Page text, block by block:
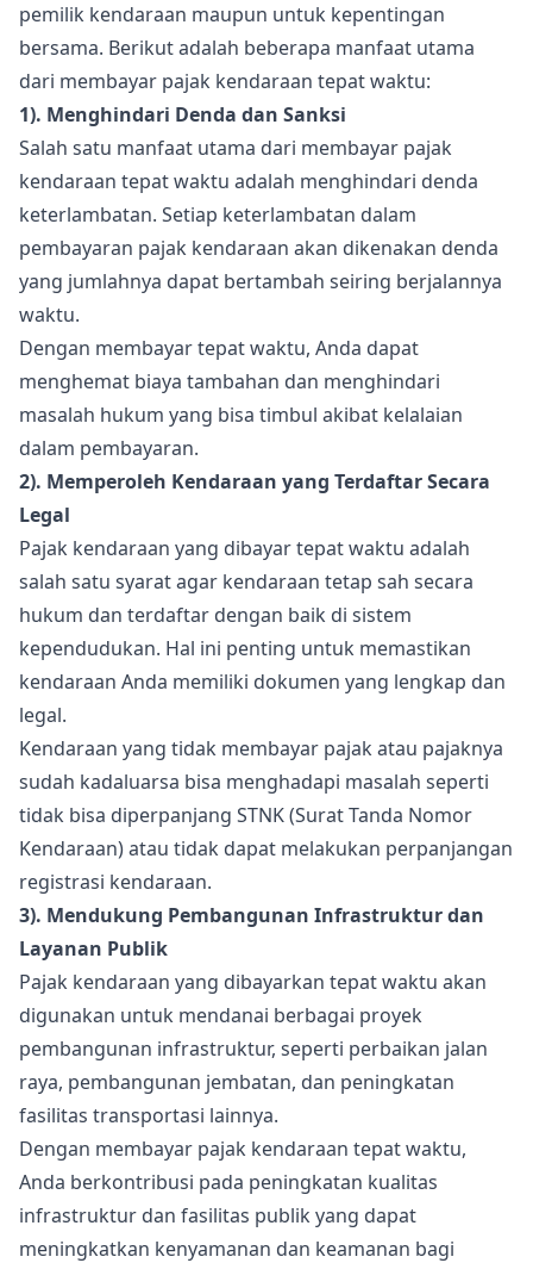
pemilik kendaraan maupun untuk kepentingan
bersama. Berikut adalah beberapa manfaat utama
dari membayar pajak kendaraan tepat waktu:
1). Menghindari Denda dan Sanksi
Salah satu manfaat utama dari membayar pajak
kendaraan tepat waktu adalah menghindari denda
keterlambatan. Setiap keterlambatan dalam
pembayaran pajak kendaraan akan dikenakan denda
yang jumlahnya dapat bertambah seiring berjalannya
waktu.
Dengan membayar tepat waktu, Anda dapat
menghemat biaya tambahan dan menghindari
masalah hukum yang bisa timbul akibat kelalaian
dalam pembayaran.
2). Memperoleh Kendaraan yang Terdaftar Secara
Legal
Pajak kendaraan yang dibayar tepat waktu adalah
salah satu syarat agar kendaraan tetap sah secara
hukum dan terdaftar dengan baik di sistem
kependudukan. Hal ini penting untuk memastikan
kendaraan Anda memiliki dokumen yang lengkap dan
legal.
Kendaraan yang tidak membayar pajak atau pajaknya
sudah kadaluarsa bisa menghadapi masalah seperti
tidak bisa diperpanjang STNK (Surat Tanda Nomor
Kendaraan) atau tidak dapat melakukan perpanjangan
registrasi kendaraan.
3). Mendukung Pembangunan Infrastruktur dan
Layanan Publik
Pajak kendaraan yang dibayarkan tepat waktu akan
digunakan untuk mendanai berbagai proyek
pembangunan infrastruktur, seperti perbaikan jalan
raya, pembangunan jembatan, dan peningkatan
fasilitas transportasi lainnya.
Dengan membayar pajak kendaraan tepat waktu,
Anda berkontribusi pada peningkatan kualitas
infrastruktur dan fasilitas publik yang dapat
meningkatkan kenyamanan dan keamanan bagi